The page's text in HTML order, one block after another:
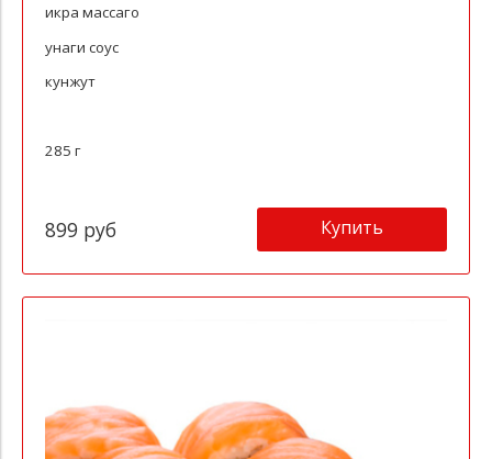
икра массаго
унаги соус
кунжут
285 г
899 руб Купить